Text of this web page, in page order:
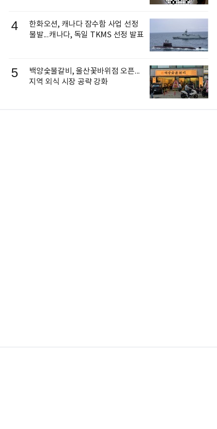
4
한화오션, 캐나다 잠수함 사업 선정
불발...캐나다, 독일 TKMS 선정 발표
5
백양숯불갈비, 울산꽃바위점 오픈...
지역 외식 시장 공략 강화